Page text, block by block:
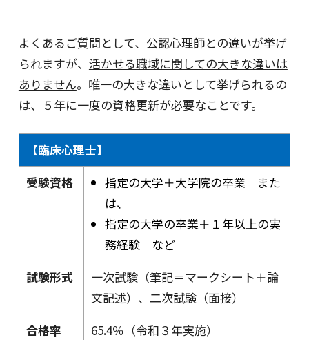
よくあるご質問として、公認心理師との違いが挙げ
られますが、 活かせる職域に関しての大きな違いは
ありません。唯一の大きな違いとして挙げられるの
は、５年に一度の資格更新が必要なことです。
【臨床心理士】
受験資格
指定の大学＋大学院の卒業 また
は、
指定の大学の卒業＋１年以上の実
務経験 など
試験形式
一次試験（筆記＝マークシート＋論
文記述）、二次試験（面接）
合格率
65.4％（令和３年実施）